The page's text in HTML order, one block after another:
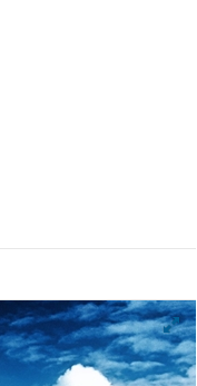
thuê xe máy phú yên - Cho
Tuy Hòa Phú Yên